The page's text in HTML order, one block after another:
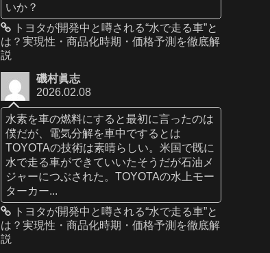
いか？
トヨタが開発中と噂される“水で走る車”と
は？実現性・商品化時期・価格予測を徹底解
説
磯村眞志
2026.02.08
水素を車の燃料にすると最初に言ったのは
僕だが、電気分解を車中でするとは
TOYOTAの技術は素晴らしい。米国で既に
水で走る車ができていいたそうだが石油メ
ジャーにつぶされた。TOYOTAの水上モー
ターカー...
トヨタが開発中と噂される“水で走る車”と
は？実現性・商品化時期・価格予測を徹底解
説